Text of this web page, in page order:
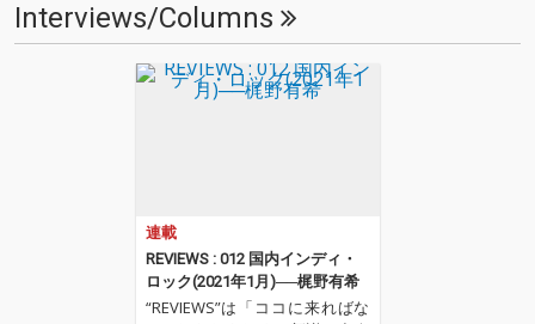
Interviews/Columns
連載
REVIEWS : 012 国内インディ・
ロック(2021年1月)──梶野有希
“REVIEWS”は「ココに来ればな